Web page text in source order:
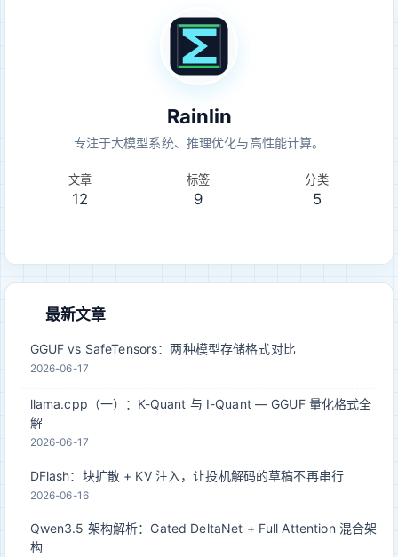
Rainlin
专注于大模型系统、推理优化与高性能计算。
文章
12
标签
9
分类
5
最新文章
GGUF vs SafeTensors：两种模型存储格式对比
2026-06-17
llama.cpp（一）：K-Quant 与 I-Quant — GGUF 量化格式全
解
2026-06-17
DFlash：块扩散 + KV 注入，让投机解码的草稿不再串行
2026-06-16
Qwen3.5 架构解析：Gated DeltaNet + Full Attention 混合架
构